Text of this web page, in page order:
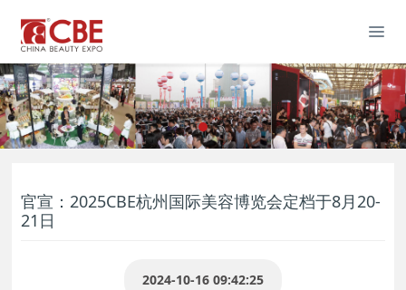
官宣：2025CBE杭州国际美容博览会定档于8月20-
21日
2024-10-16 09:42:25